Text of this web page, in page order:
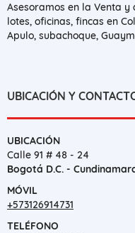
Asesoramos en la Venta
lotes, oficinas, fincas en
Apulo, subachoque,
UBICACIÓN Y
UBICACIÓN
Calle 91 # 48 - 24
Bogotá D.C. -
MÓVIL
+573126914731
TELÉFONO